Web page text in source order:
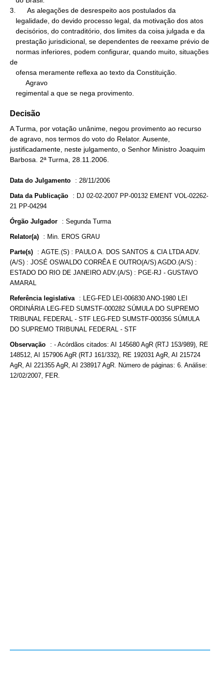
3.      As alegações de desrespeito aos postulados da
de
   regimental a que se nega provimento.
Decisão
A Turma, por votação unânime, negou provimento ao recurso
de agravo, nos termos do voto do Relator. Ausente,
justificadamente, neste julgamento, o Senhor Ministro Joaquim
Barbosa. 2ª Turma, 28.11.2006.
Data do Julgamento : 28/11/2006
Data da Publicação : DJ 02-02-2007 PP-00132 EMENT VOL-02262-
21 PP-04294
Órgão Julgador : Segunda Turma
Relator(a) : Min. EROS GRAU
Parte(s) : AGTE.(S) : PAULO A. DOS SANTOS & CIA LTDA ADV.
(A/S) : JOSÉ OSWALDO CORRÊA E OUTRO(A/S) AGDO.(A/S) :
ESTADO DO RIO DE JANEIRO ADV.(A/S) : PGE-RJ - GUSTAVO
AMARAL
Referência legislativa : LEG-FED LEI-006830 ANO-1980 LEI
ORDINÁRIA LEG-FED SUMSTF-000282 SÚMULA DO SUPREMO
TRIBUNAL FEDERAL - STF LEG-FED SUMSTF-000356 SÚMULA
DO SUPREMO TRIBUNAL FEDERAL - STF
Observação : - Acórdãos citados: AI 145680 AgR (RTJ 153/989), RE
148512, AI 157906 AgR (RTJ 161/332), RE 192031 AgR, AI 215724
AgR, AI 221355 AgR, AI 238917 AgR. Número de páginas: 6. Análise:
12/02/2007, FER.